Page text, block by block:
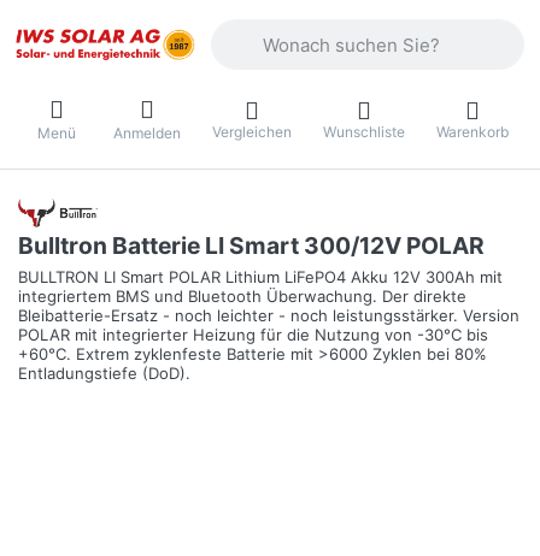
Menü Anmelden Vergleichen Wunschliste Warenkorb
Bulltron Batterie LI Smart 300/12V POLAR
BULLTRON LI Smart POLAR Lithium LiFePO4 Akku 12V 300Ah mit
integriertem BMS und Bluetooth Überwachung. Der direkte
Bleibatterie-Ersatz - noch leichter - noch leistungsstärker. Version
POLAR mit integrierter Heizung für die Nutzung von -30°C bis
+60°C. Extrem zyklenfeste Batterie mit >6000 Zyklen bei 80%
Entladungstiefe (DoD).